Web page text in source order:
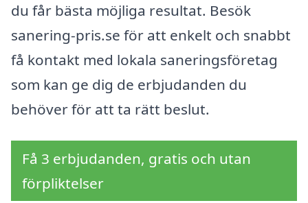
du får bästa möjliga resultat. Besök
sanering-pris.se för att enkelt och snabbt
få kontakt med lokala saneringsföretag
som kan ge dig de erbjudanden du
behöver för att ta rätt beslut.
Få 3 erbjudanden, gratis och utan
förpliktelser